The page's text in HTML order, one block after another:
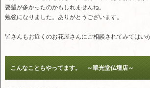
要望が多かったのかもしれませんね。
勉強になりました。ありがとうございます。
皆さんもお近くのお花屋さんにご相談されてみてはい
こんなこともやってます。 ～翠光堂仏壇店～